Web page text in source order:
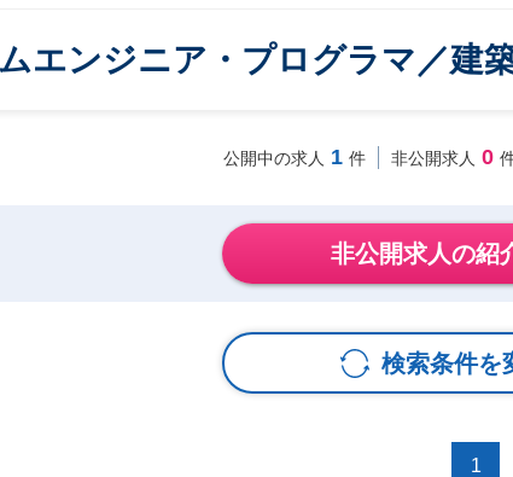
エンジニア・プログラマ／建
公開中の求人 1 件 非公開求人 0
非公開求人の紹
検索条件を
1